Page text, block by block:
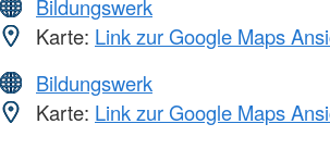
Bildungswerk
Karte: Link zur Google Maps
Bildungswerk
Karte: Link zur Google Maps